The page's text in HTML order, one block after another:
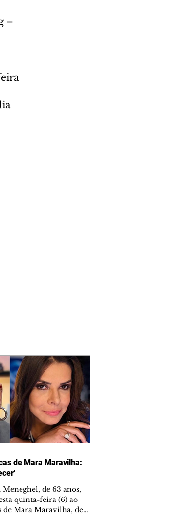
–
de Mara Maravilha:
de 63 anos,
quinta-feira (6) ao
de Mara Maravilha, de